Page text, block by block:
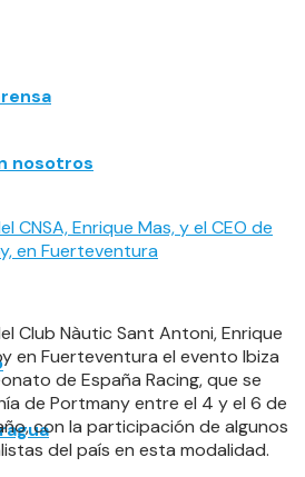
nosotros
Enrique Mas, y el CEO de
en Fuerteventura
Club Nàutic Sant Antoni, Enrique
en Fuerteventura el evento Ibiza
de España Racing, que se
de Portmany entre el 4 y el 6 de
con la participación de algunos
del país en esta modalidad.